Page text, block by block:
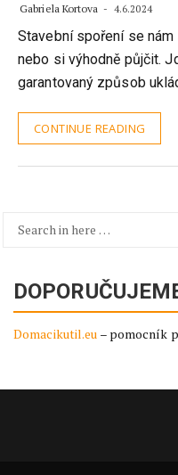
Gabriela Kortova 4.6.2024
Stavební spoření se
nebo si výhodně půjčit.
garantovaný způsob
CONTINUE READING
Search
Domacikutil.eu – pomocník